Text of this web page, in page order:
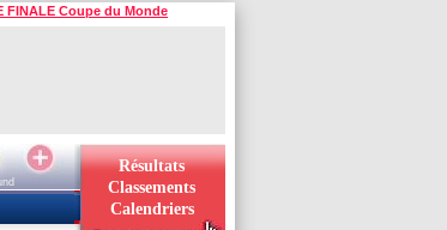
FINALE Coupe du Monde
Résultats
Classements
Calendriers